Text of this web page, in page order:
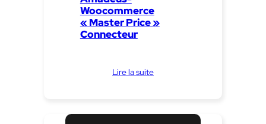
Woocommerce
« Master Price »
Connecteur
Lire la suite